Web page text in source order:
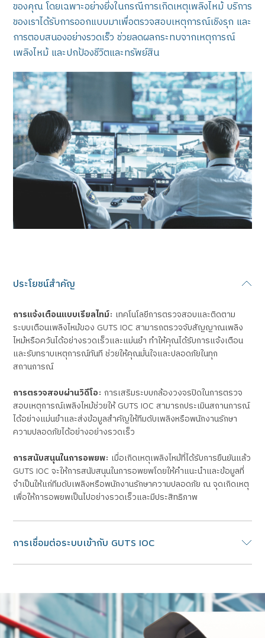
ของคุณ โดยเฉพาะอย่างยิ่งในกรณีการเกิดเหตุเพลิงไหม้ บริการ
ของเราได้รับการออกแบบมาเพื่อตรวจสอบเหตุการณ์เชิงรุก และ
การตอบสนองอย่างรวดเร็ว ช่วยลดผลกระทบจากเหตุการณ์
เพลิงไหม้ และปกป้องชีวิตและทรัพย์สิน
ประโยชน์สำคัญ
การแจ้งเตือนแบบเรียลไทม์: เทคโนโลยีการตรวจสอบและติดตาม
ระบบเตือนเพลิงไหม้ของ GUTS IOC สามารถตรวจจับสัญญาณเพลิง
ไหม้หรือควันได้อย่างรวดเร็วและแม่นยำ ทำให้คุณได้รับการแจ้งเตือน
และรับทราบเหตุการณ์ทันที ช่วยให้คุณมั่นใจและปลอดภัยในทุก
สถานการณ์
การตรวจสอบผ่านวิดีโอ: การเสริมระบบกล้องวงจรปิดในการตรวจ
สอบเหตุการณ์เพลิงไหม้ช่วยให้ GUTS IOC สามารถประเมินสถานการณ์
ได้อย่างแม่นยำและส่งข้อมูลสำคัญให้ทีมดับเพลิงหรือพนักงานรักษา
ความปลอดภัยได้อย่างอย่างรวดเร็ว
การสนับสนุนในการอพยพ: เมื่อเกิดเหตุเพลิงไหม้ที่ได้รับการยืนยันแล้ว
GUTS IOC จะให้การสนับสนุนในการอพยพโดยให้คำแนะนำและข้อมูลที่
จำเป็นให้แก่ทีมดับเพลิงหรือพนักงานรักษาความปลอดภัย ณ จุดเกิดเหตุ
เพื่อให้การอพยพเป็นไปอย่างรวดเร็วและมีประสิทธิภาพ
การเชื่อมต่อระบบเข้ากับ GUTS IOC